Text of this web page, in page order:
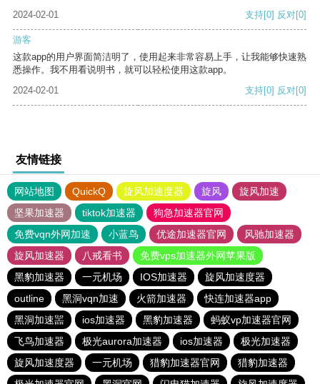
2024-02-01 支持[0] 反对[0]
游客
这款app的用户界面简洁明了，使用起来非常容易上手，让我能够快速熟
悉操作。我不用看说明书，就可以轻松使用这款app。
2024-02-01
支持[0] 反对[0]
友情链接
网站地图 QuickQ 旋风加速度器 旋风
旋风加速
坚果加速器
tiktok加速器
狗急加速器官网
免费vqn外网加速
小蓝鸟 优途加速器官网
风驰加速器
旋风加速器
八戒看书
免费vps加速器外网苹果版
黑豹加速器
一元机场 IOS加速器
旋风加速度器
outline
黑洞vqn加速 火箭加速器
快连加速器app
黑洞加速噐
ios加速器 黑豹加速器
蚂蚁vp加速器官网
飞鸟加速器
极光aurora加速器 ios加速器
极光加速器
旋风加速度器
一元机场 猎豹加速器官网
猎豹加速器